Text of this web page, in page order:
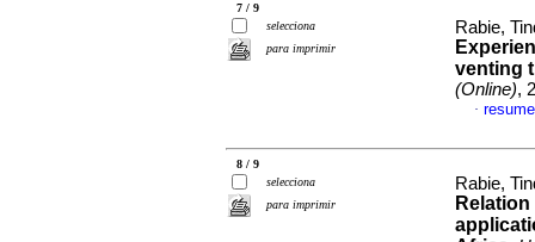
7 / 9
selecciona
para imprimir
Rabie,
venting
(Online),
·
8 / 9
selecciona
para imprimir
Rabie,